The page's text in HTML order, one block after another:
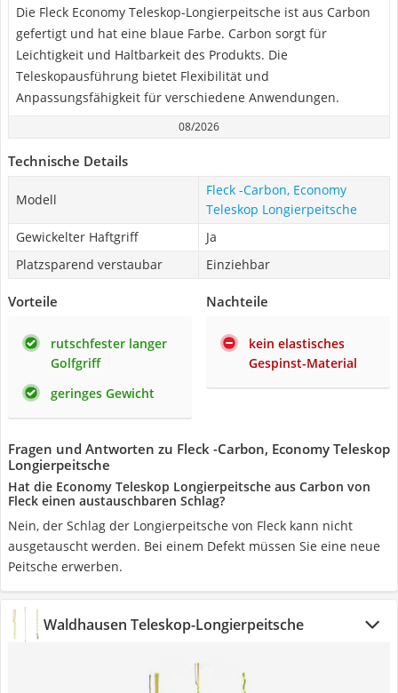
Die Fleck Economy Teleskop-Longierpeitsche ist aus Carbon
gefertigt und hat eine blaue Farbe. Carbon sorgt für
Leichtigkeit und Haltbarkeit des Produkts. Die
Teleskopausführung bietet Flexibilität und
Anpassungsfähigkeit für verschiedene Anwendungen.
08/2026
Technische Details
Modell
Fleck -Carbon, Economy
Teleskop Longierpeitsche
Gewickelter Haftgriff
Ja
Platzsparend verstaubar
Einziehbar
Vorteile
rutschfester langer
Golfgriff
geringes Gewicht
Nachteile
kein elastisches
Gespinst-Material
Fragen und Antworten zu Fleck -Carbon, Economy Teleskop
Longierpeitsche
Hat die Economy Teleskop Longierpeitsche aus Carbon von
Fleck einen austauschbaren Schlag?
Nein, der Schlag der Longierpeitsche von Fleck kann nicht
ausgetauscht werden. Bei einem Defekt müssen Sie eine neue
Peitsche erwerben.
Waldhausen Teleskop-Longierpeitsche